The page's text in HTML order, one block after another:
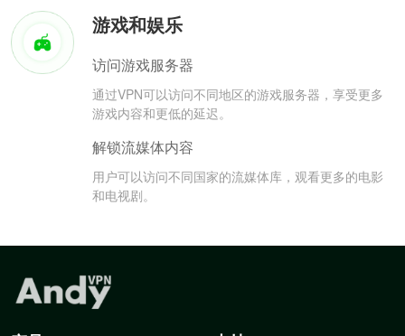
游戏和娱乐
访问游戏服务器
通过VPN可以访问不同地区的游戏服务器，享受更多
游戏内容和更低的延迟。
解锁流媒体内容
用户可以访问不同国家的流媒体库，观看更多的电影
和电视剧。